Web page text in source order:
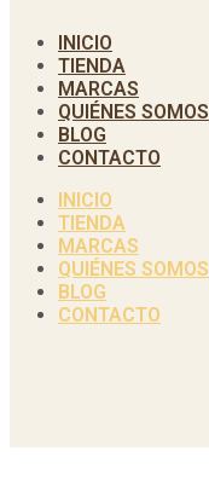
INICIO
TIENDA
MARCAS
QUIÉNES SOMOS
BLOG
CONTACTO
INICIO
TIENDA
MARCAS
QUIÉNES SOMOS
BLOG
CONTACTO